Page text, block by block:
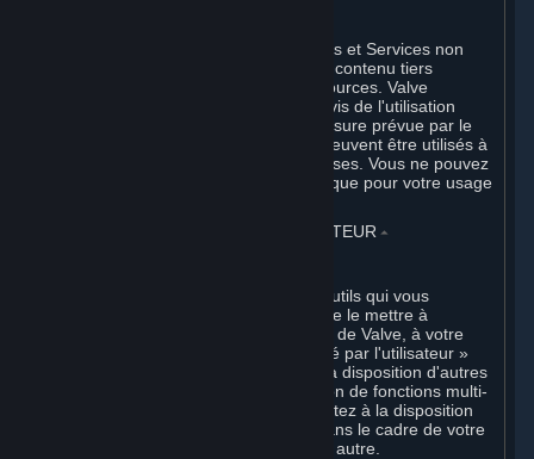
Concernant les Souscriptions, Contenus et Services non
créés par Valve, Valve ne vérifie pas le contenu tiers
disponible sur Steam ou via d'autres sources. Valve
n'assume aucune responsabilité vis-à-vis de l'utilisation
desdits contenus tiers, sauf dans la mesure prévue par le
droit impératif. Certains logiciels tiers peuvent être utilisés à
des fins commerciales par des entreprises. Vous ne pouvez
toutefois acquérir ces Logiciels Steam que pour votre usage
6. CONTENU GÉNÉRÉ PAR L'UTILISATEUR ⏶
Steam propose des interfaces et des outils qui vous
permettent de générer du contenu et de le mettre à
disposition des autres utilisateurs et/ou de Valve, à votre
entière discrétion. Le « Contenu généré par l'utilisateur »
signifie le contenu que vous mettez à la disposition d'autres
joueurs dans le cadre de votre utilisation de fonctions multi-
utilisateurs de Steam, ou que vous mettez à la disposition
de Valve ou de ses sociétés affiliées dans le cadre de votre
utilisation des Contenus et Services ou autre.